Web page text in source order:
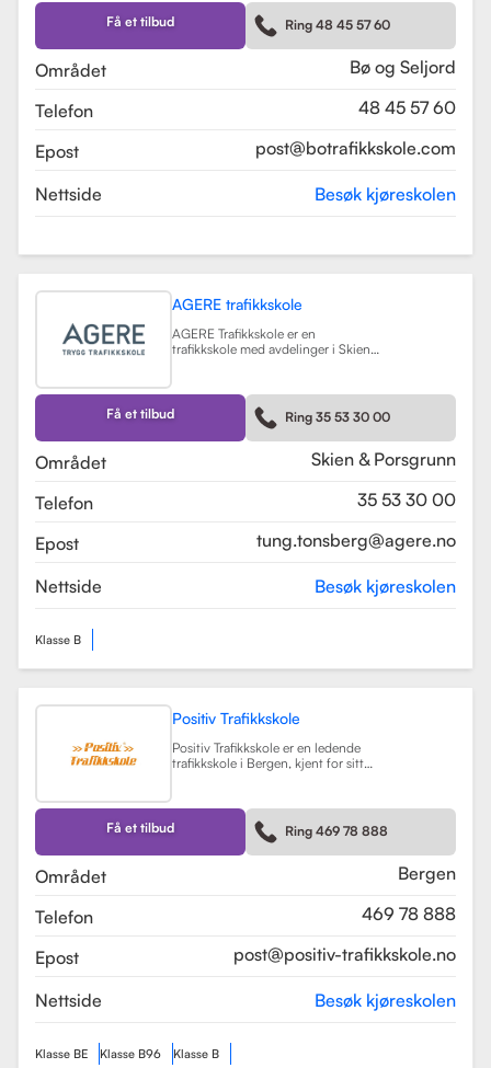
førerkort i klasse B, B96 og BE, samt
en rekke kurs som trafikalt
grunnkurs, mørkekjøring, førstehjelp
Få et tilbud Ring 48 45 57 60
Området
Bø og Seljord
Telefon
48 45 57 60
Epost
post@botrafikkskole.com
Nettside Besøk kjøreskolen
AGERE trafikkskole
AGERE Trafikkskole er en
trafikkskole med avdelinger i Skien
førerkortklasser, fra moped til buss
og lastebil. Skolen har som mål å gi
elevene de nødvendige ferdighetene
og holdningene for å bli trygge og
kompetente sjåfører, med et fokus
på nullvisjonen om ingen drepte
god kvalitet på opplæringen.
AGERE Trafikkskole tilbyr også ulike
teorikurs og spesialiserte moduler
Les mer
Få et tilbud Ring 35 53 30 00
Området
Skien & Porsgrunn
Telefon
35 53 30 00
Epost
tung.tonsberg@agere.no
Nettside Besøk kjøreskolen
Klasse B
Positiv Trafikkskole
Positiv Trafikkskole er en ledende
trafikkskole i Bergen, kjent for sitt
føreropplæring for både bil,
tilhenger og moped, og har
spesialiserte kurs som trafikalt
grunnkurs og mørkekjøring. Les mer
Få et tilbud Ring 469 78 888
Området
Bergen
Telefon
469 78 888
Epost
post@positiv-trafikkskole.no
Nettside Besøk kjøreskolen
Klasse BE Klasse B96 Klasse B